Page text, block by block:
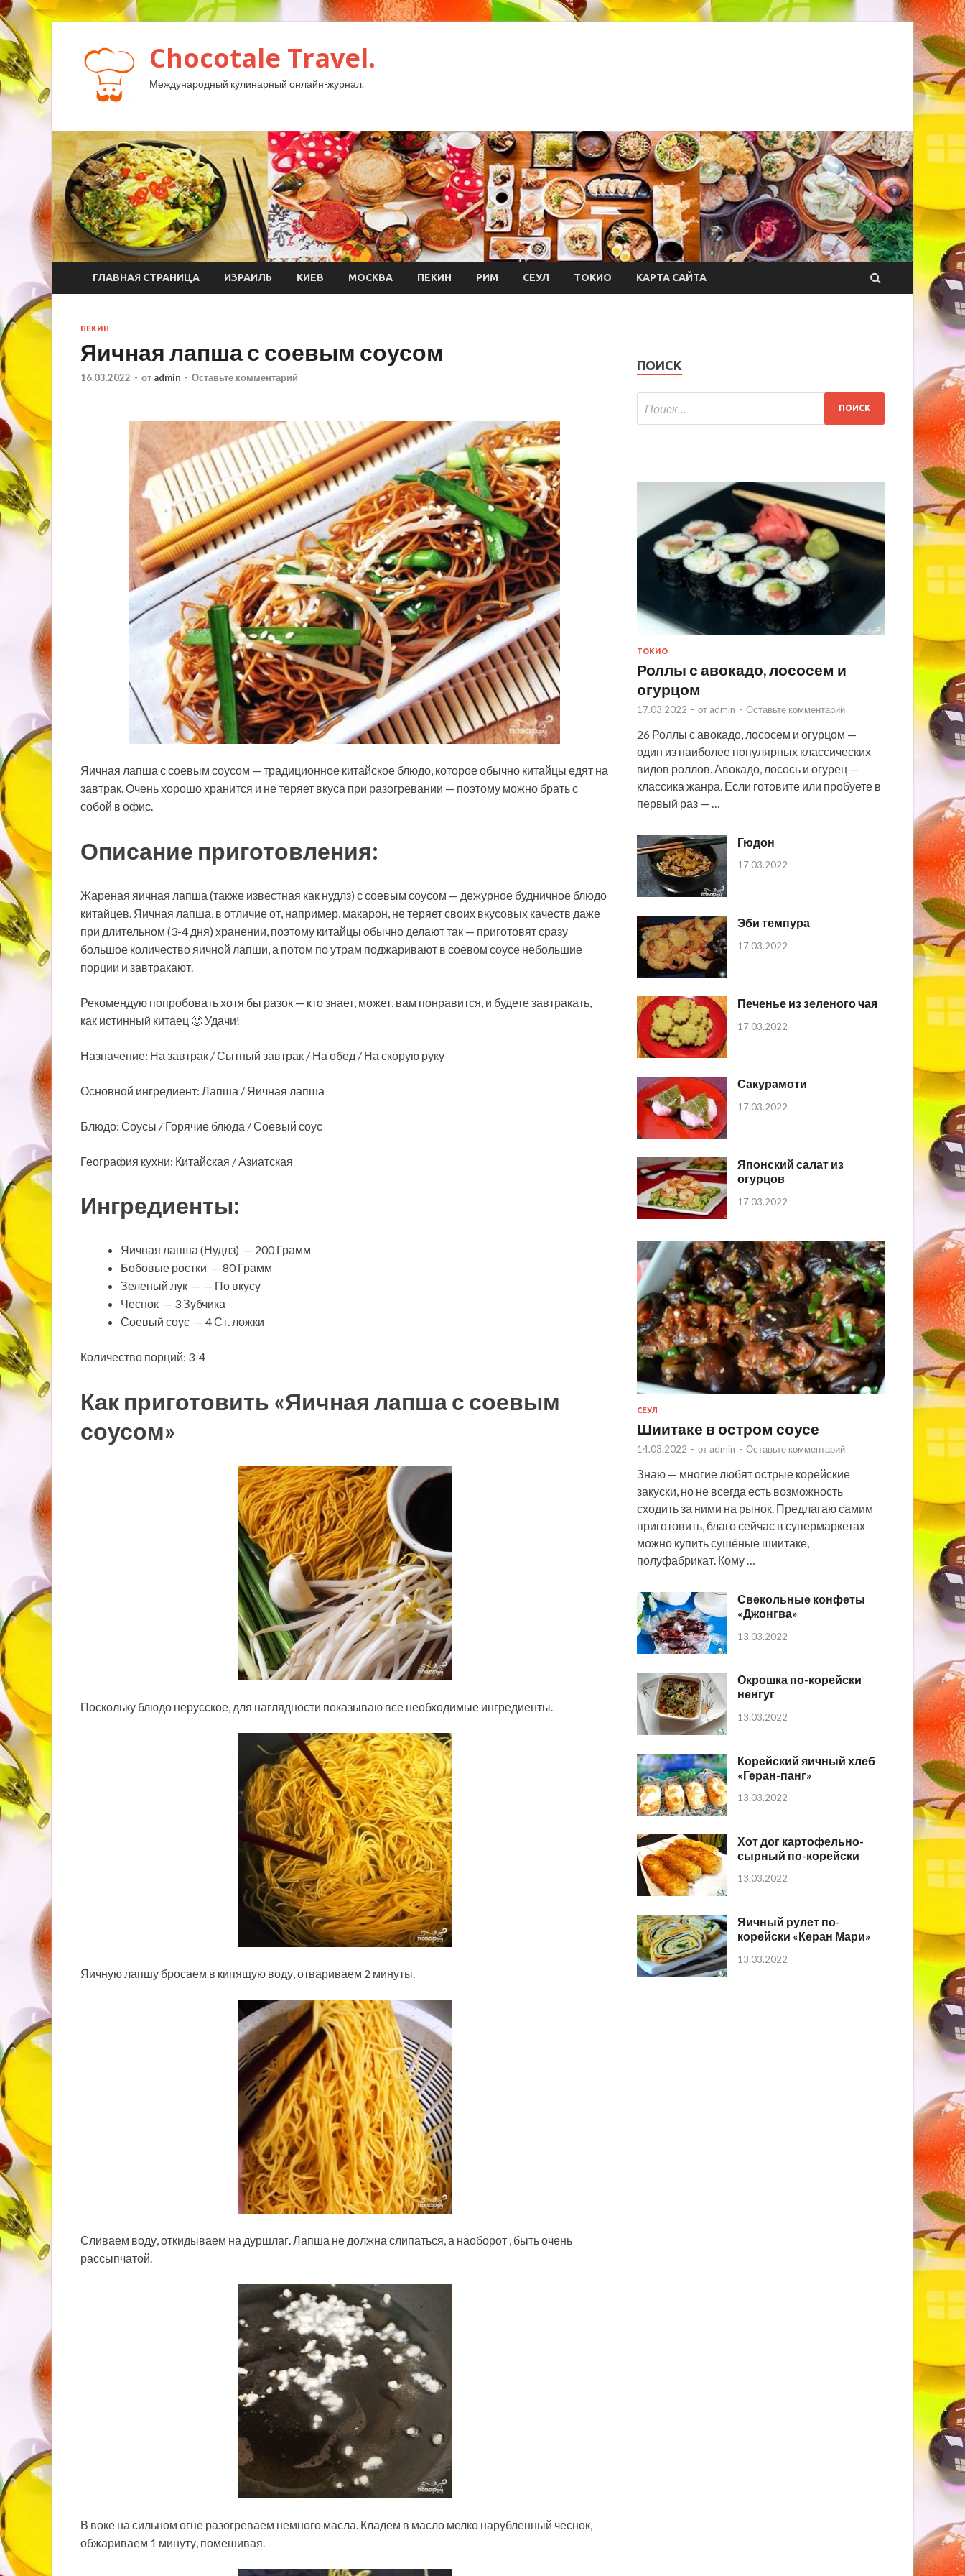
Chocotale Travel.
Международный кулинарный онлайн-журнал.
ГЛАВНАЯ СТРАНИЦА ИЗРАИЛЬ КИЕВ МОСКВА ПЕКИН РИМ СЕУЛ ТОКИО КАРТА САЙТА
ПЕКИН
Яичная лапша с соевым соусом
16.03.2022 - от admin - Оставьте комментарий
Яичная лапша с соевым соусом — традиционное китайское блюдо, которое обычно китайцы едят на
завтрак. Очень хорошо хранится и не теряет вкуса при разогревании — поэтому можно брать с
собой в офис.
Описание приготовления:
Жареная яичная лапша (также известная как нудлз) с соевым соусом — дежурное будничное блюдо
китайцев. Яичная лапша, в отличие от, например, макарон, не теряет своих вкусовых качеств даже
при длительном (3-4 дня) хранении, поэтому китайцы обычно делают так — приготовят сразу
большое количество яичной лапши, а потом по утрам поджаривают в соевом соусе небольшие
порции и завтракают.
Рекомендую попробовать хотя бы разок — кто знает, может, вам понравится, и будете завтракать,
как истинный китаец 🙂 Удачи!
Назначение: На завтрак / Сытный завтрак / На обед / На скорую руку
Основной ингредиент: Лапша / Яичная лапша
Блюдо: Соусы / Горячие блюда / Соевый соус
География кухни: Китайская / Азиатская
Ингредиенты:
Яичная лапша (Нудлз) — 200 Грамм
Бобовые ростки — 80 Грамм
Зеленый лук — — По вкусу
Чеснок — 3 Зубчика
Соевый соус — 4 Ст. ложки
Количество порций: 3-4
Как приготовить «Яичная лапша с соевым
соусом»
Поскольку блюдо нерусское, для наглядности показываю все необходимые ингредиенты.
Яичную лапшу бросаем в кипящую воду, отвариваем 2 минуты.
Сливаем воду, откидываем на дуршлаг. Лапша не должна слипаться, а наоборот , быть очень
рассыпчатой.
В воке на сильном огне разогреваем немного масла. Кладем в масло мелко нарубленный чеснок,
обжариваем 1 минуту, помешивая.
ПОИСК
ТОКИО
Роллы с авокадо, лососем и
огурцом
17.03.2022 - от admin - Оставьте комментарий
26 Роллы с авокадо, лососем и огурцом —
один из наиболее популярных классических
видов роллов. Авокадо, лосось и огурец —
классика жанра. Если готовите или пробуете в
первый раз — …
Гюдон
17.03.2022
Эби темпура
17.03.2022
Печенье из зеленого чая
17.03.2022
Сакурамоти
17.03.2022
Японский салат из
огурцов
17.03.2022
СЕУЛ
Шиитаке в остром соусе
14.03.2022 - от admin - Оставьте комментарий
Знаю — многие любят острые корейские
закуски, но не всегда есть возможность
сходить за ними на рынок. Предлагаю самим
приготовить, благо сейчас в супермаркетах
можно купить сушёные шиитаке,
полуфабрикат. Кому …
Свекольные конфеты
«Джонгва»
13.03.2022
Окрошка по-корейски
ненгуг
13.03.2022
Корейский яичный хлеб
«Геран-панг»
13.03.2022
Хот дог картофельно-
сырный по-корейски
13.03.2022
Яичный рулет по-
корейски «Керан Мари»
13.03.2022